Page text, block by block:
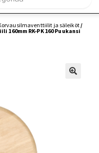
ja säleiköt/
160mm RK-PK 160 Puukansi